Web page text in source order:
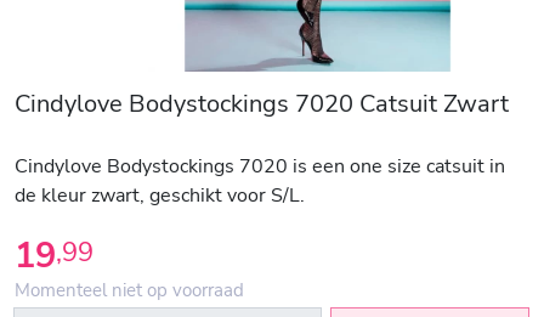
Cindylove Bodystockings 7020 Catsuit Zwart
Cindylove Bodystockings 7020 is een one size catsuit in
de kleur zwart, geschikt voor S/L.
19,99
Momenteel niet op voorraad